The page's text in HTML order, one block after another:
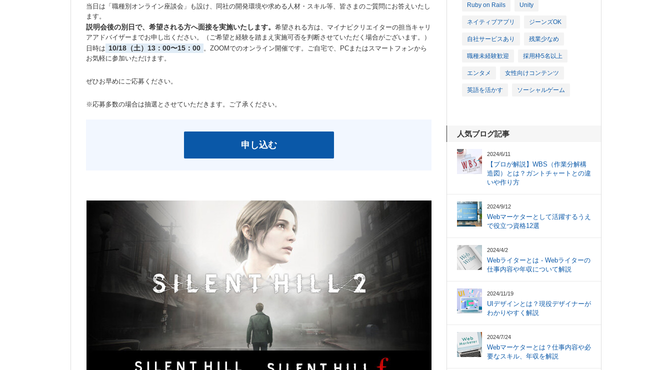
当日は「職種別オンライン座談会」も設け、同社の開発環境や求める人材・スキル等、皆さまのご質問にお答えいたし
ます。
説明会後の別日で、希望される方へ面接を実施いたします。 希望される方は、マイナビクリエイターの担当キャリ
アアドバイザーまでお申し出ください。（ご希望と経験を踏まえ実施可否を判断させていただく場合がございます。）
日時は 10/18（土）13：00〜15：00 。ZOOMでのオンライン開催です。ご自宅で、PCまたはスマートフォンから
お気軽に参加いただけます。
ぜひお早めにご応募ください。
※応募多数の場合は抽選とさせていただきます。ご了承ください。
申し込む
Ruby on Rails Unity
ネイティブアプリ ジーンズOK
自社サービスあり 残業少なめ
職種未経験歓迎 採用枠5名以上
エンタメ 女性向けコンテンツ
英語を活かす ソーシャルゲーム
人気ブログ記事
2024/6/11
【プロが解説】WBS（作業分解構
造図）とは？ガントチャートとの違
いや作り方
2024/9/12
Webマーケターとして活躍するうえ
で役立つ資格12選
2024/4/2
Webライターとは - Webライターの
仕事内容や年収について解説
2024/11/19
UIデザインとは？現役デザイナーが
わかりやすく解説
2024/7/24
Webマーケターとは？仕事内容や必
要なスキル、年収を解説